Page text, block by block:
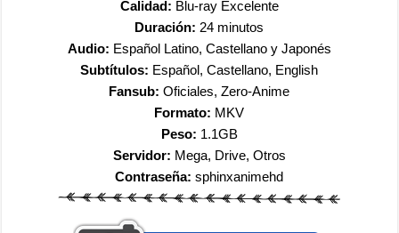
Calidad: Blu-ray Excelente
Duración: 24 minutos
Audio: Español Latino, Castellano y Japonés
Subtítulos: Español, Castellano, English
Fansub:Oficiales, Zero-Anime
Formato: MKV
Peso: 1.1GB
Servidor: Mega, Drive, Otros
Contraseña:sphinxanimehd